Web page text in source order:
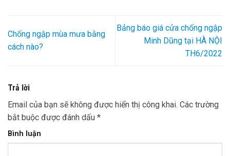
Chống ngập mùa mưa bằng
cách nào?
Bảng báo giá cửa chống ngập
Minh Dũng tại HÀ NỘI
TH6/2022
Trả lời
Email của bạn sẽ không được hiển thị công khai. Các trường
bắt buộc được đánh dấu *
Bình luận